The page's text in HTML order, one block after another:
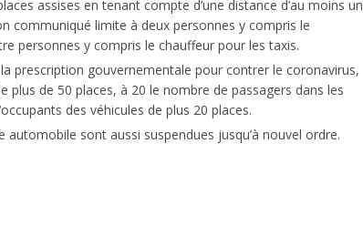
assises en tenant compte d’une distance d’au moins un
communiqué limite à deux personnes y compris le
personnes y compris le chauffeur pour les taxis.
prescription gouvernementale pour contrer le coronavirus,
plus de 50 places, à 20 le nombre de passagers dans les
des véhicules de plus 20 places.
sont aussi suspendues jusqu’à nouvel ordre.